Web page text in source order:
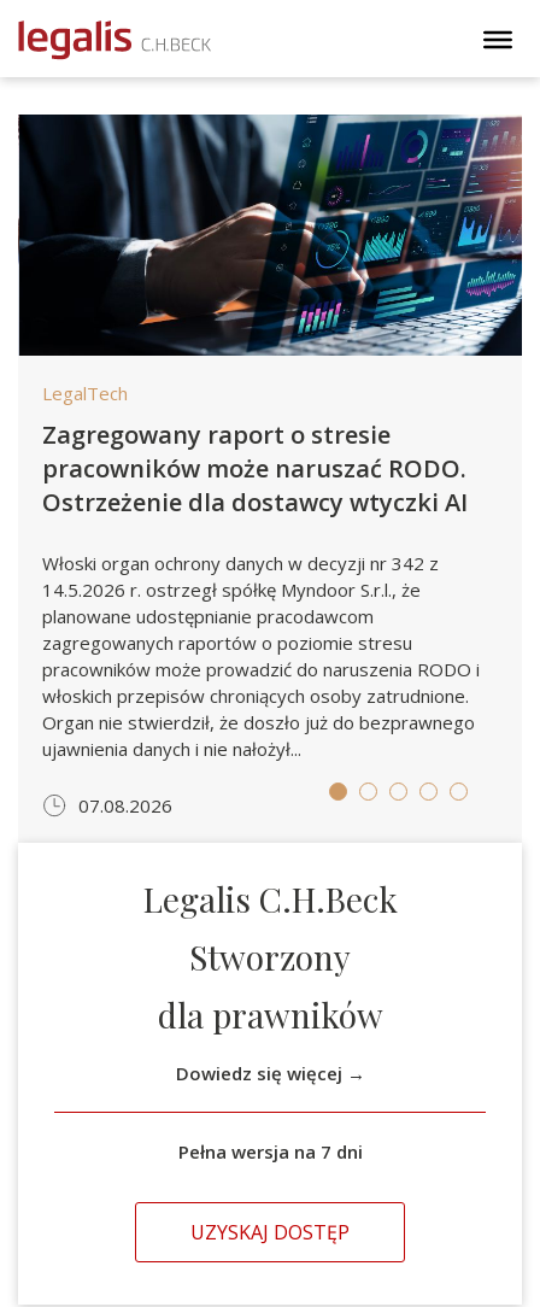
LegalTech
Zagregowany raport o stresie
pracowników może naruszać RODO.
Ostrzeżenie dla dostawcy wtyczki AI
Włoski organ ochrony danych w decyzji nr 342 z
14.5.2026 r. ostrzegł spółkę Myndoor S.r.l., że
planowane udostępnianie pracodawcom
zagregowanych raportów o poziomie stresu
pracowników może prowadzić do naruszenia RODO i
włoskich przepisów chroniących osoby zatrudnione.
Organ nie stwierdził, że doszło już do bezprawnego
ujawnienia danych i nie nałożył...
07.08.2026
Legalis C.H.Beck
Stworzony
dla prawników
Dowiedz się więcej →
Pełna wersja na 7 dni
UZYSKAJ DOSTĘP